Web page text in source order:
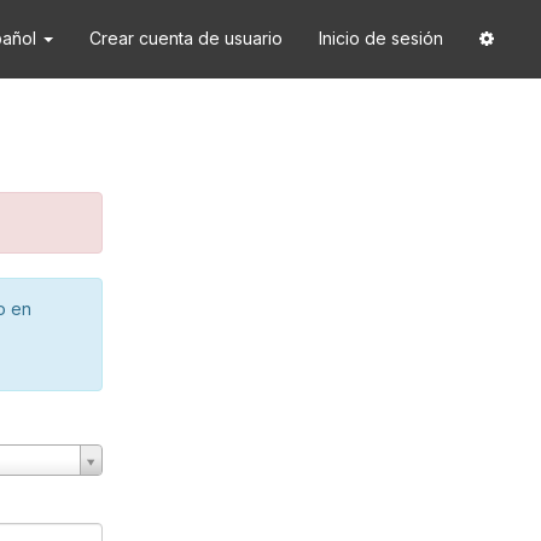
Crear cuenta de usuario Inicio de sesión
en